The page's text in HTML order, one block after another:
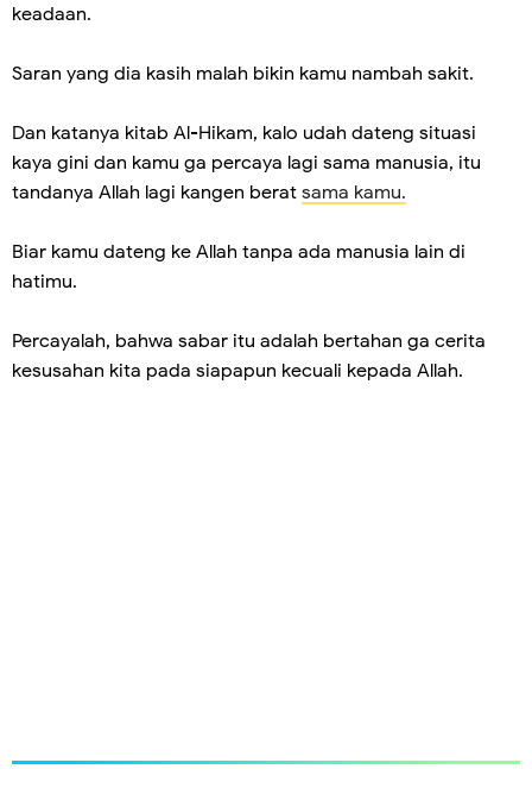
keadaan.
Saran yang dia kasih malah bikin kamu nambah sakit.
Dan katanya kitab Al-Hikam, kalo udah dateng situasi
kaya gini dan kamu ga percaya lagi sama manusia, itu
tandanya Allah lagi kangen berat sama kamu.
Biar kamu dateng ke Allah tanpa ada manusia lain di
hatimu.
Percayalah, bahwa sabar itu adalah bertahan ga cerita
kesusahan kita pada siapapun kecuali kepada Allah.